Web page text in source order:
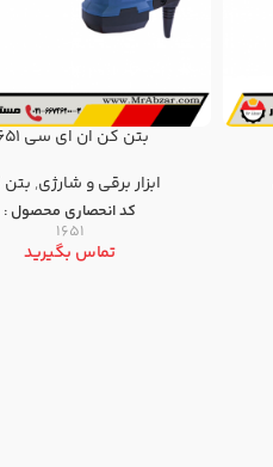
بتن کن ان ای سی 1651
ابزار برقی و شارژی,
کد انحصاری محصول :
1651
تماس بگیرید